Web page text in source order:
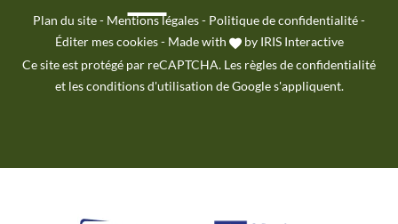
Plan du site- Mentions légales- Politique de confidentialité-
Éditer mes cookies - Made with by IRIS Interactive
Ce site est protégé par reCAPTCHA. Les règles de confidentialité
et lesconditions d'utilisation de Google s'appliquent.